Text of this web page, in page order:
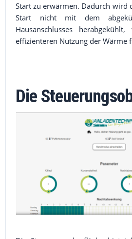
Start zu erwärmen. Dadurch wird
Start nicht mit dem
Hausanschlusses
effizienteren Nutzung der Wärme
Die